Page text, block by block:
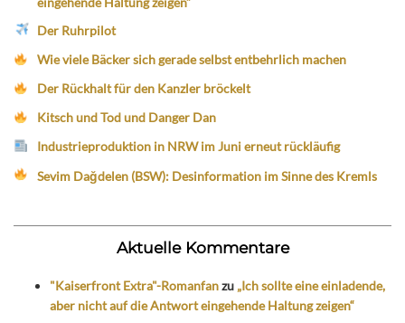
Der Ruhrpilot
Wie viele Bäcker sich gerade selbst entbehrlich machen
Der Rückhalt für den Kanzler bröckelt
Kitsch und Tod und Danger Dan
Industrieproduktion in NRW im Juni erneut rückläufig
Sevim Dağdelen (BSW): Desinformation im Sinne des Kremls
Aktuelle Kommentare
"Kaiserfront Extra"-Romanfanzu „Ich sollte eine einladende,
aber nicht auf die Antwort eingehende Haltung zeigen“